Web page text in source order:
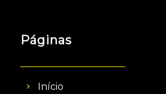
Páginas
Início